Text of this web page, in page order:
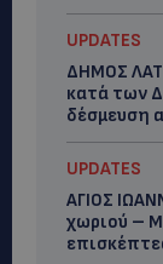
UPDATES
ΔΗΜΟΣ
κατά των
δέσμευση
UPDATES
ΑΓΙΟΣ
χωριού –